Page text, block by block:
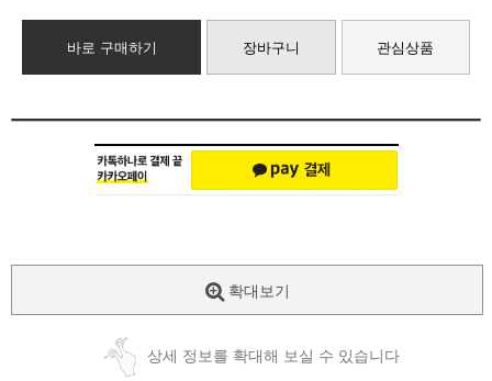
바로 구매하기 장바구니 관심상품
확대보기
상세 정보를 확대해 보실 수 있습니다